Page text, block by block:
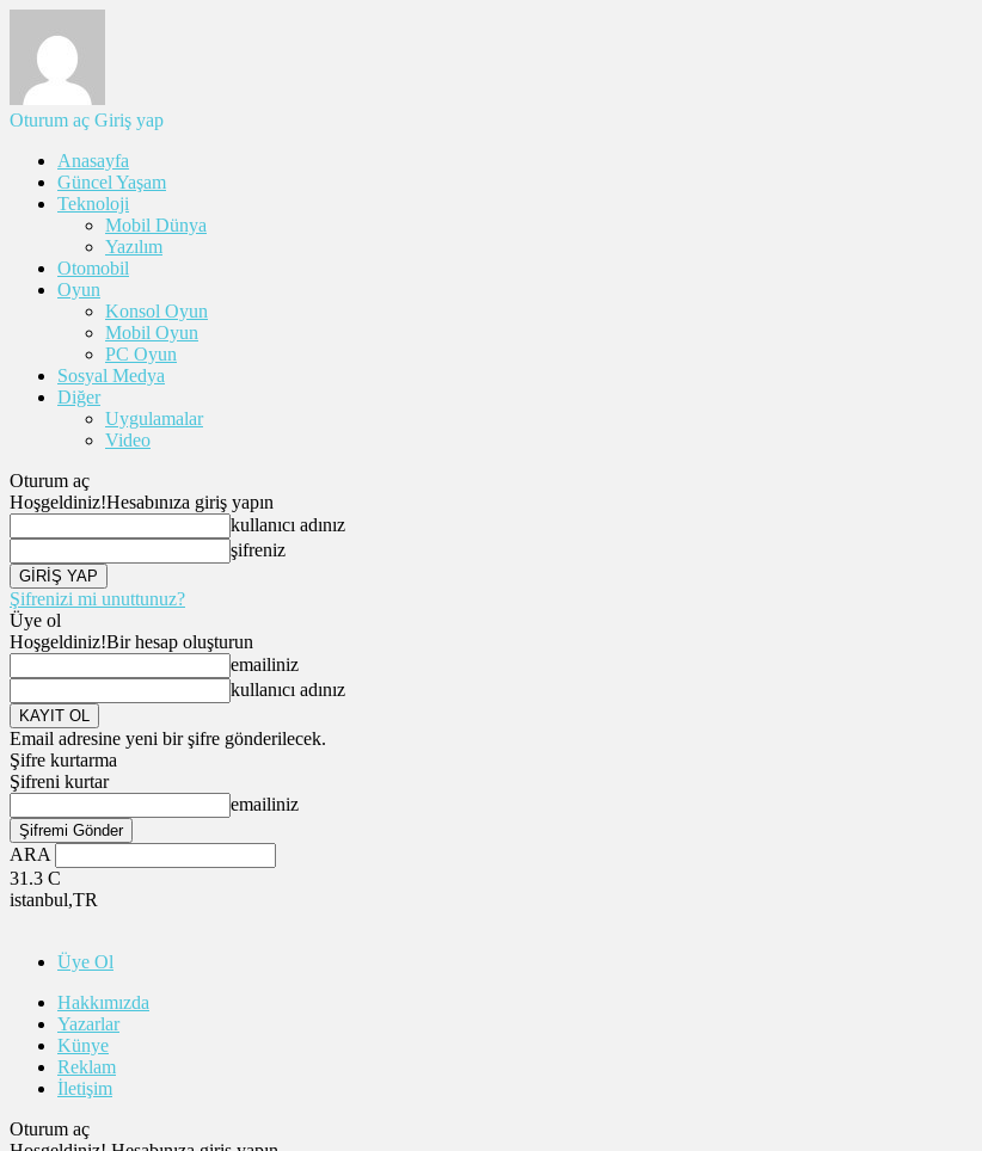
Oturum aç Giriş yap
Anasayfa
Güncel Yaşam
Teknoloji
Mobil Dünya
Yazılım
Otomobil
Oyun
Konsol Oyun
Mobil Oyun
PC Oyun
Sosyal Medya
Diğer
Uygulamalar
Video
Oturum aç
Hoşgeldiniz!Hesabınıza giriş yapın
kullanıcı adınız
şifreniz
Şifrenizi mi unuttunuz?
Üye ol
Hoşgeldiniz!Bir hesap oluşturun
emailiniz
kullanıcı adınız
Email adresine yeni bir şifre gönderilecek.
Şifre kurtarma
Şifreni kurtar
emailiniz
ARA
31.3 C
istanbul,TR
Üye Ol
Hakkımızda
Yazarlar
Künye
Reklam
İletişim
Oturum aç